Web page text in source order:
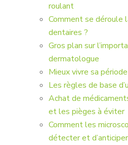
roulant
Comment se déroule
dentaires ?
Gros plan sur
dermatologue
Mieux vivre sa
Les règles de base
Achat de
et les pièges à éviter
Comment les
détecter et